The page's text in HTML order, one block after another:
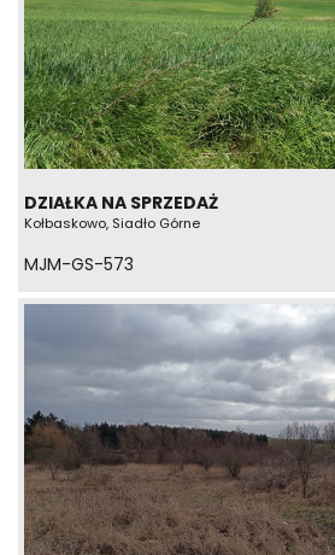
DZIAŁKA NA SPRZEDAŻ
Kołbaskowo, Siadło Górne
MJM-GS-573